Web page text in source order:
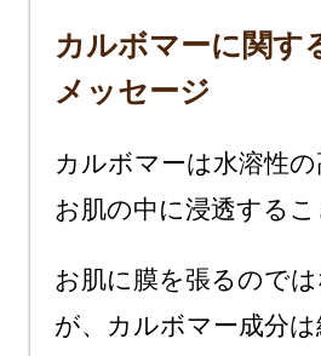
カルボマーに関す
メッセージ
カルボマーは水溶性
お肌の中に浸透する
お肌に膜を張るので
が、カルボマー成分